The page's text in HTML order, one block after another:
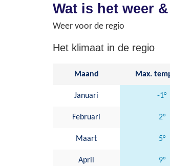
Wat is het weer
Weer voor de regio
Het klimaat in de regio
Maand Max.
Januari -1°
Februari 2°
Maart 5°
April 9°